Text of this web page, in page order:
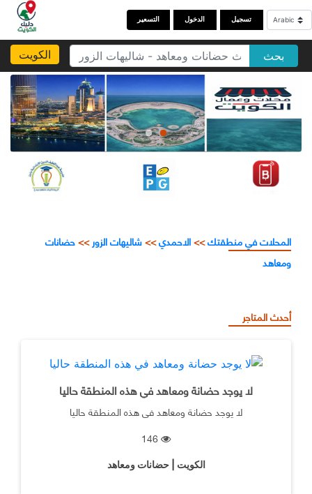
التسعير الدخول تسجيل
الكويت بحث
المحلات في منطقتك>>الاحمدي>>شاليهات الزور>>حضانات
ومعاهد
أحدث المتاجر
لا يوجد حضانة ومعاهد في هذه المنطقة حاليا
لا يوجد حضانة ومعاهد في هذه المنطقة حاليا
الكويت | حضانات ومعاهد